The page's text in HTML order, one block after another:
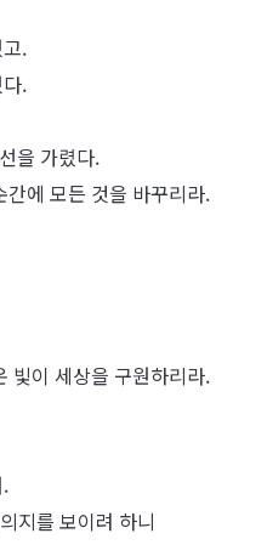
.
.
을 가렸다.
에 모든 것을 바꾸리라.
빛이 세상을 구원하리라.
지를 보이려 하니